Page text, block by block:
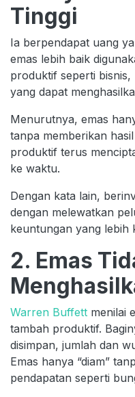
Tinggi
Ia berpendapat uang
emas lebih baik
produktif seperti
yang dapat
Menurutnya, emas
tanpa memberikan
produktif terus
ke waktu.
Dengan kata lain,
dengan melewatkan
keuntungan yang lebih
2. Emas
Warren Buffett menilai
tambah produktif.
disimpan, jumlah dan
Emas hanya “diam”
pendapatan seperti